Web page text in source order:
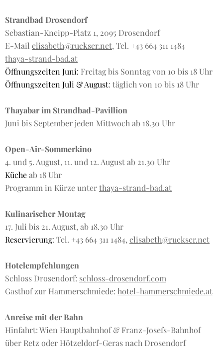
Strandbad Drosendorf
Sebastian-Kneipp-Platz 1, 2095 Drosendorf
E-Mail elisabeth@ruckser.net, Tel. +43 664 311 1484
thaya-strand-bad.at
Öffnungszeiten Juni: Freitag bis Sonntag von 10 bis 18 Uhr
Öffnungszeiten Juli & August: täglich von 10 bis 18 Uhr
Thayabar im Strandbad-Pavillion
Juni bis September jeden Mittwoch ab 18.30 Uhr
Open-Air-Sommerkino
4. und 5. August, 11. und 12. August ab 21.30 Uhr
Kücheab 18 Uhr
Programm in Kürze unterthaya-strand-bad.at
Kulinarischer Montag
17. Juli bis 21. August, ab 18.30 Uhr
Reservierung: Tel. ‭+43 664 311 1484‬,elisabeth@ruckser.net
Hotelempfehlungen
Schloss Drosendorf: schloss-drosendorf.com
Gasthof zur Hammerschmiede: hotel-hammerschmiede.at
Anreise mit der Bahn
Hinfahrt: Wien Hauptbahnhof & Franz-Josefs-Bahnhof
über Retz oder Hötzeldorf-Geras nach Drosendorf